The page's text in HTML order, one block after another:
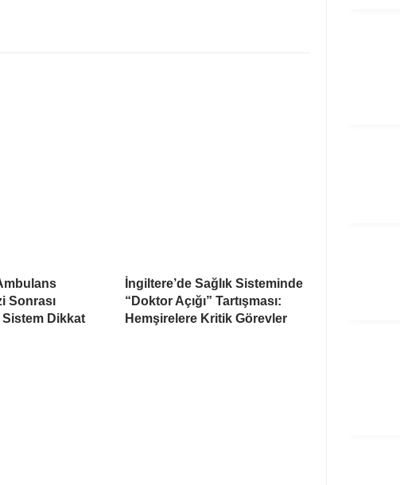
Sonrası
Sistem Dikkat
İngiltere’de Sağlık Sisteminde
“Doktor Açığı” Tartışması:
Hemşirelere Kritik Görevler